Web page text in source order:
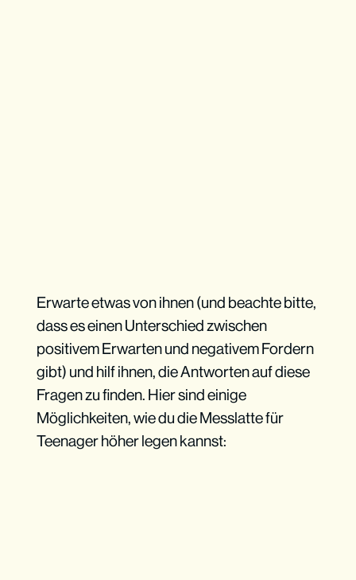
Erwarte etwas von ihnen (und beachte bitte,
dass es einen Unterschied zwischen
positivem Erwarten und negativem Fordern
gibt) und hilf ihnen, die Antworten auf diese
Fragen zu finden. Hier sind einige
Möglichkeiten, wie du die Messlatte für
Teenager höher legen kannst: